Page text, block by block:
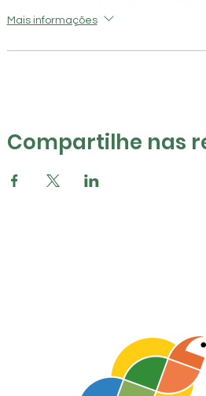
Mais informações
Compartilhe nas